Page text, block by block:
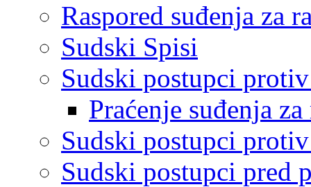
Raspored suđenja za
Sudski Spisi
Sudski postupci
Praćenje suđenja
Sudski postupci
Sudski postupci pred